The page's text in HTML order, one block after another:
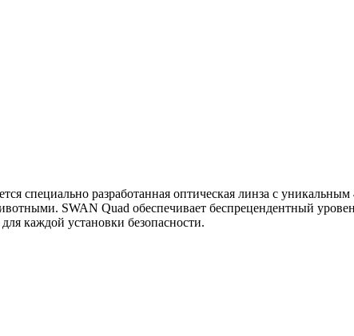
специально разработанная оптическая линза с
SWAN Quad обеспечивает беспрецендентный
каждой установки безопасности.